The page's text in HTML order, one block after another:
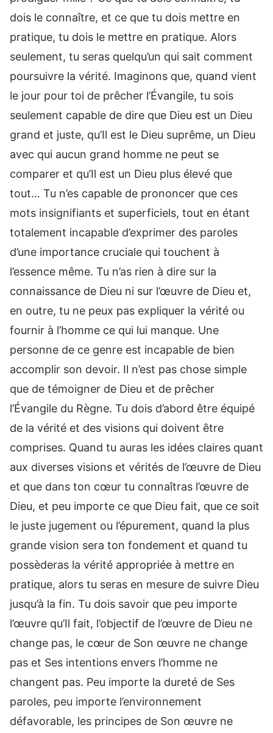
dois le connaître, et ce que tu dois mettre en
pratique, tu dois le mettre en pratique. Alors
seulement, tu seras quelqu’un qui sait comment
poursuivre la vérité. Imaginons que, quand vient
le jour pour toi de prêcher l’Évangile, tu sois
seulement capable de dire que Dieu est un Dieu
grand et juste, qu’Il est le Dieu suprême, un Dieu
avec qui aucun grand homme ne peut se
comparer et qu’Il est un Dieu plus élevé que
tout… Tu n’es capable de prononcer que ces
mots insignifiants et superficiels, tout en étant
totalement incapable d’exprimer des paroles
d’une importance cruciale qui touchent à
l’essence même. Tu n’as rien à dire sur la
connaissance de Dieu ni sur l’œuvre de Dieu et,
en outre, tu ne peux pas expliquer la vérité ou
fournir à l’homme ce qui lui manque. Une
personne de ce genre est incapable de bien
accomplir son devoir. Il n’est pas chose simple
que de témoigner de Dieu et de prêcher
l’Évangile du Règne. Tu dois d’abord être équipé
de la vérité et des visions qui doivent être
comprises. Quand tu auras les idées claires quant
aux diverses visions et vérités de l’œuvre de Dieu
et que dans ton cœur tu connaîtras l’œuvre de
Dieu, et peu importe ce que Dieu fait, que ce soit
le juste jugement ou l’épurement, quand la plus
grande vision sera ton fondement et quand tu
possèderas la vérité appropriée à mettre en
pratique, alors tu seras en mesure de suivre Dieu
jusqu’à la fin. Tu dois savoir que peu importe
l’œuvre qu’Il fait, l’objectif de l’œuvre de Dieu ne
change pas, le cœur de Son œuvre ne change
pas et Ses intentions envers l’homme ne
changent pas. Peu importe la dureté de Ses
paroles, peu importe l’environnement
défavorable, les principes de Son œuvre ne